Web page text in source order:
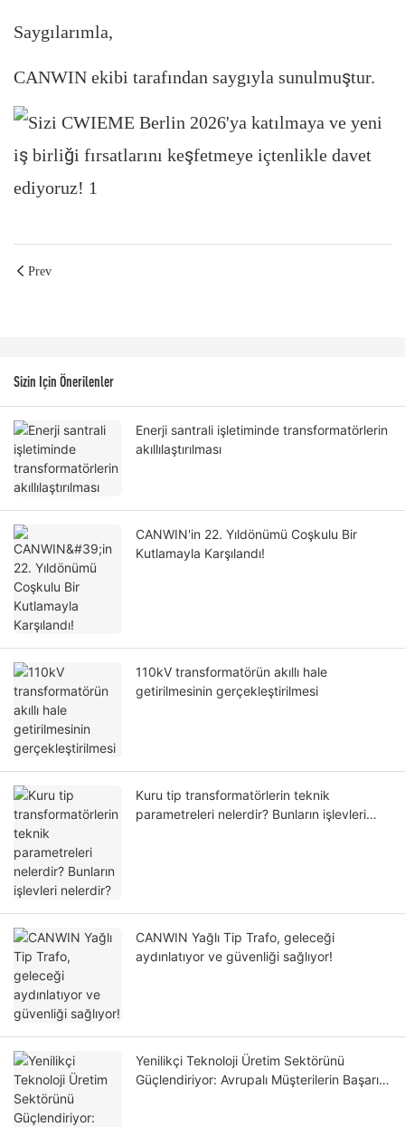
Saygılarımla,
CANWIN ekibi tarafından saygıyla sunulmuştur.
Prev
Sizin Için Önerilenler
Enerji santrali işletiminde transformatörlerin
akıllılaştırılması
CANWIN'in 22. Yıldönümü Coşkulu Bir
Kutlamayla Karşılandı!
110kV transformatörün akıllı hale
getirilmesinin gerçekleştirilmesi
Kuru tip transformatörlerin teknik
parametreleri nelerdir? Bunların işlevleri
CANWIN Yağlı Tip Trafo, geleceği
aydınlatıyor ve güvenliği sağlıyor!
Yenilikçi Teknoloji Üretim Sektörünü
Güçlendiriyor: Avrupalı ​​Müşterilerin Başarılı